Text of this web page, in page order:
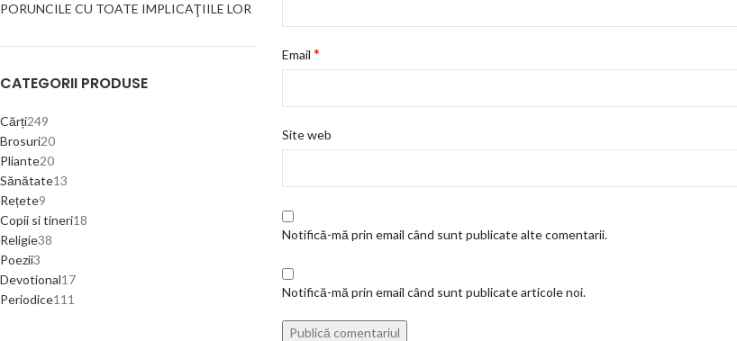
PORUNCILE CU TOATE IMPLICAŢIILE LOR
CATEGORII PRODUSE
Cărți249
Brosuri20
Pliante20
Sănătate13
Rețete9
Copii si tineri18
Religie38
Poezii3
Devotional17
Periodice111
Email *
Site web
Notifică-mă prin email când sunt publicate alte comentarii.
Notifică-mă prin email când sunt publicate articole noi.